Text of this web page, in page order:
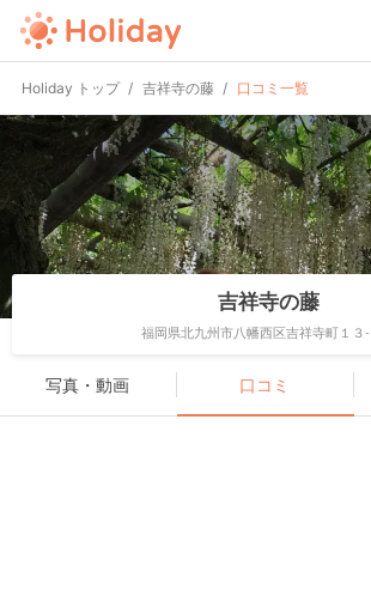
Holiday トップ 吉祥寺の藤 口コミ一覧
吉祥寺の藤
福岡県北九州市八幡西区吉祥寺町１３-
写真・動画 口コミ